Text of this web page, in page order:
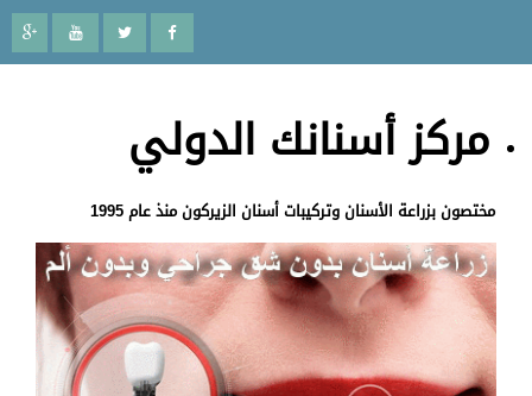
مركز أسنانك الدولي
مختصون بزراعة الأسنان وتركيبات أسنان الزيركون منذ عام 1995